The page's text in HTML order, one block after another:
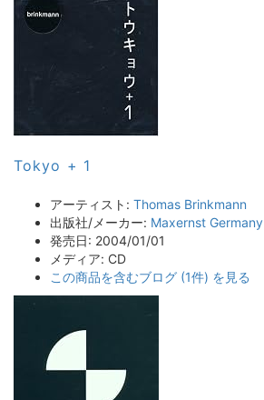
Tokyo + 1
アーティスト: Thomas Brinkmann
出版社/メーカー: Maxernst Germany
発売日: 2004/01/01
メディア: CD
この商品を含むブログ (1件) を見る